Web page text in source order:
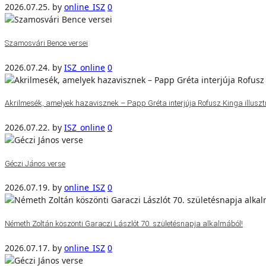
2026.07.25. by online_ISZ 0
Szamosvári Bence versei
2026.07.24. by ISZ_online 0
Akrilmesék, amelyek hazavisznek – Papp Gréta interjúja Rofusz Kinga
2026.07.22. by ISZ_online 0
Géczi János verse
2026.07.19. by online_ISZ 0
Németh Zoltán köszönti Garaczi Lászlót 70. születésnapja alkalmából!
2026.07.17. by online_ISZ 0